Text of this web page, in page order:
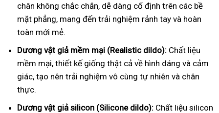
chân không chắc chắn, dễ dàng cố định trên các bề
mặt phẳng, mang đến trải nghiệm rảnh tay và hoàn
toàn mới mẻ.
Dương vật giả mềm mại (Realistic dildo): Chất liệu
mềm mại, thiết kế giống thật cả về hình dáng và cảm
giác, tạo nên trải nghiệm vô cùng tự nhiên và chân
thực.
Dương vật giả silicon (Silicone dildo): Chất liệu silicon